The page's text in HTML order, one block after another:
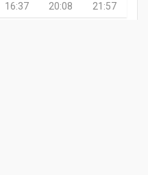
16:37 20:08 21:57